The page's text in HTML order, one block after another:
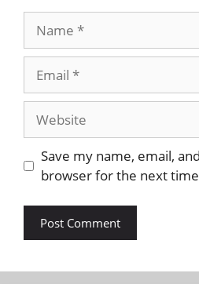
Website
Save my name, email,
browser for the next